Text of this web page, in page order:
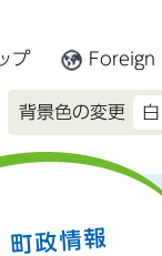
プ Foreign
背景色の変更 白
町政情報